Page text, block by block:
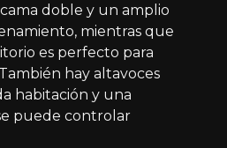
doble y un amplio
mientras que
es perfecto para
hay altavoces
habitación y una
puede controlar